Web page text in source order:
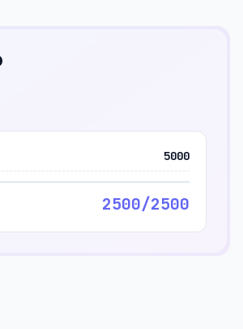
5000
2500/2500